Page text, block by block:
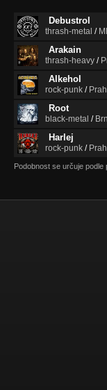
Debustrol
thrash-metal /
Arakain
thrash-heavy /
Alkehol
rock-punk /
Root
black-metal /
Harlej
rock-punk /
Podobnost se určuje podle